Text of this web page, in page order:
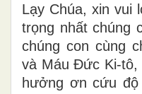
Lạy Chúa, xin vui
trọng nhất chúng
chúng con cùng
và Máu Ðức Ki-tô,
hưởng ơn cứu độ